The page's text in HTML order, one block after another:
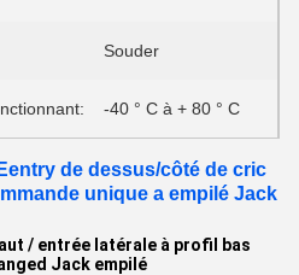
Souder
-40 ° C à + 80 ° C
de dessus/côté de cric
unique a empilé Jack
/ entrée latérale à profil bas
Jack empilé